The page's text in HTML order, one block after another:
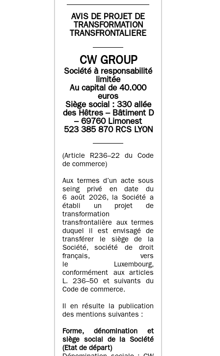
AVIS DE PROJET DE
TRANSFORMATION
TRANSFRONTALIERE
CW GROUP
Société à responsabilité
limitée
Au capital de 40.000
euros
Siège social : 330 allée
des Hêtres – Bâtiment D
– 69760 Limonest
523 385 870 RCS LYON
(Article R236–22 du Code
de commerce)
Aux termes d’un acte sous
seing privé en date du
6 août 2026, la Société a
établi un projet de
transformation
transfrontalière aux termes
duquel il est envisagé de
transférer le siège de la
Société, société de droit
français, vers
le Luxembourg,
conformément aux articles
L. 236–50 et suivants du
Code de commerce.
Il en résulte la publication
des mentions suivantes :
Forme, dénomination et
siège social de la Société
(Etatde départ)